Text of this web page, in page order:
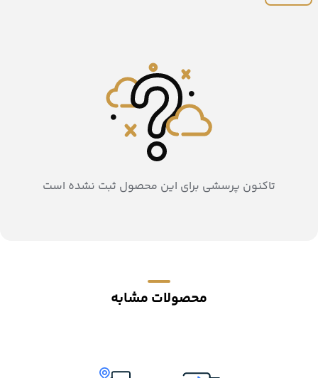
تاکنون پرسشی برای این محصول ثبت نشده است
محصولات مشابه